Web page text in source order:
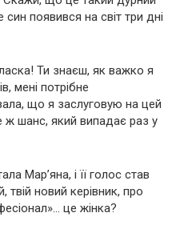
появився на світ три дні
Ти знаєш, як важко я
мені потрібне
що я заслуговую на цей
ж шанс, який випадає раз у
Мар’яна, і її голос став
новий керівник, про
це жінка?